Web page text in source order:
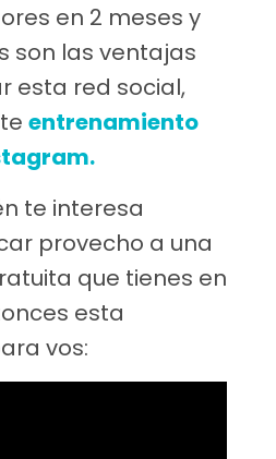
en 2 meses y
son las ventajas
esta red social,
entrenamiento
te interesa
provecho a una
que tienes en
esta
vos: